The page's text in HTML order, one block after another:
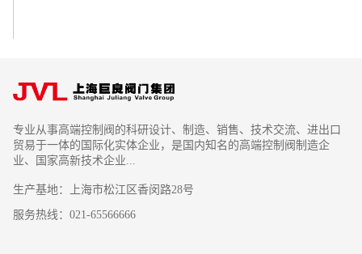
专业从事高端控制阀的科研设计、制造、销售、技术交流、进出口
贸易于一体的国际化实体企业，是国内知名的高端控制阀制造企
业、国家高新技术企业...
生产基地：上海市松江区香闵路28号
服务热线：021-65566666